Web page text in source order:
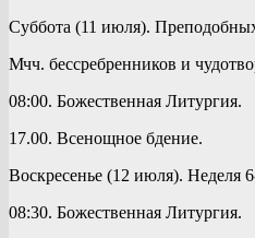
Суббота (11 июля).
Мчч. бессребренников и
08:00. Божественная Литургия.
17.00. Всенощное бдение.
Воскресенье (12 июля). Неделя
08:30. Божественная Литургия.